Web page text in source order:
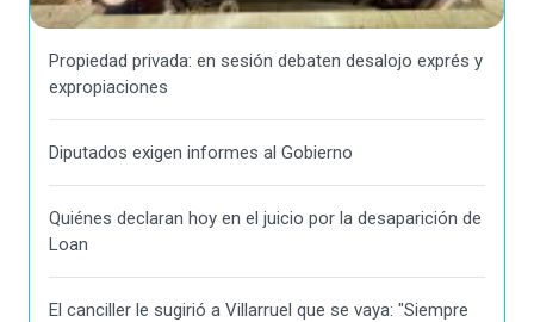
Propiedad privada: en sesión debaten desalojo exprés y
expropiaciones
Diputados exigen informes al Gobierno
Quiénes declaran hoy en el juicio por la desaparición de
Loan
El canciller le sugirió a Villarruel que se vaya: "Siempre